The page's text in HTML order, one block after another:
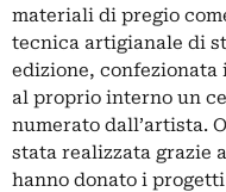
materiali di pregio
tecnica artigianale di
edizione, confezionata
al proprio interno un
numerato dall’artista.
stata realizzata grazie
hanno donato i